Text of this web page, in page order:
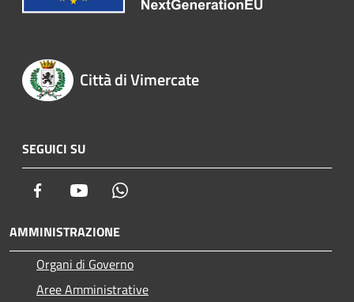
Città di Vimercate
SEGUICI SU
Facebook Youtube
AMMINISTRAZIONE
Organi di Governo
Aree Amministrative